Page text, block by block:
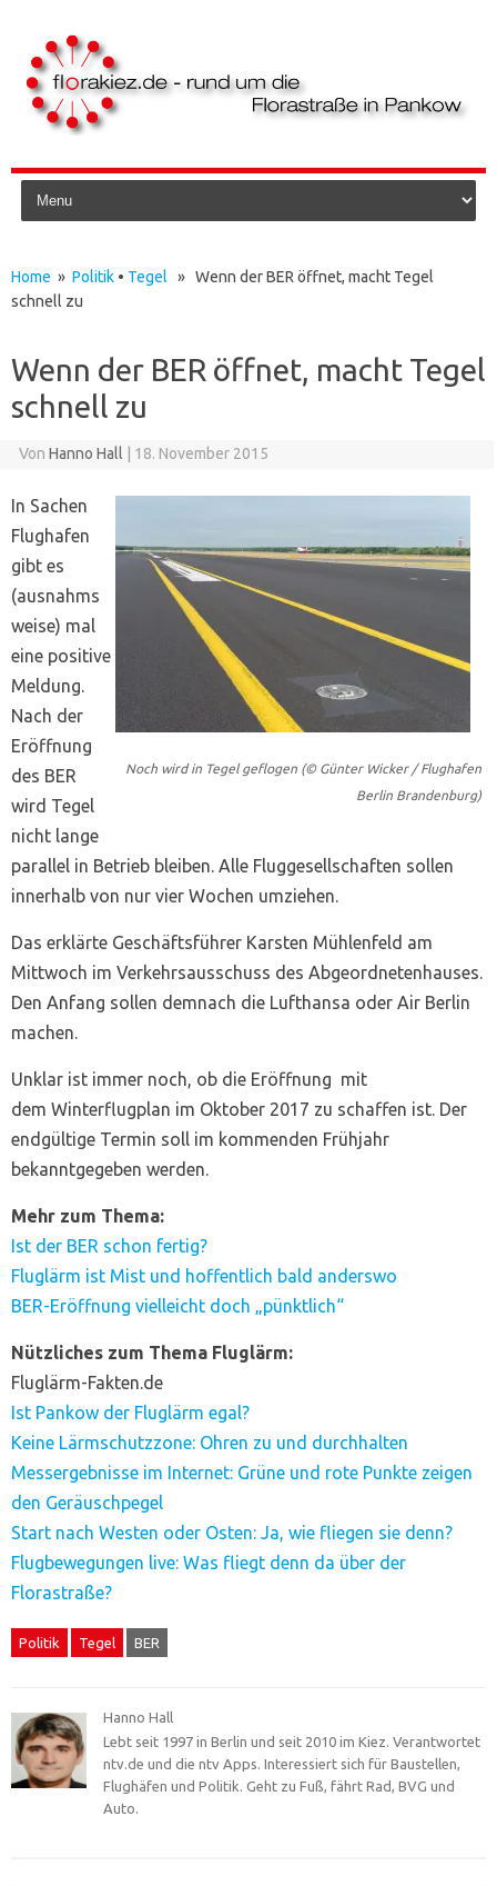
Skip to content
Home » Politik • Tegel » Wenn der BER öffnet, macht Tegel
schnell zu
Wenn der BER öffnet, macht Tegel
schnell zu
Von Hanno Hall 18. November 2015
Noch wird in Tegel geflogen (© Günter Wicker / Flughafen
Berlin Brandenburg)
In Sachen
Flughafen
gibt es
(ausnahms
weise) mal
eine positive
Meldung.
Nach der
Eröffnung
des BER
wird Tegel
nicht lange
parallel in Betrieb bleiben. Alle Fluggesellschaften sollen
innerhalb von nur vier Wochen umziehen.
Das erklärte Geschäftsführer Karsten Mühlenfeld am
Mittwoch im Verkehrsausschuss des Abgeordnetenhauses.
Den Anfang sollen demnach die Lufthansa oder Air Berlin
machen.
Unklar ist immer noch, ob die Eröffnung mit
dem Winterflugplan im Oktober 2017 zu schaffen ist. Der
endgültige Termin soll im kommenden Frühjahr
bekanntgegeben werden.
Mehr zum Thema:
Ist der BER schon fertig?
Fluglärm ist Mist und hoffentlich bald anderswo
BER-Eröffnung vielleicht doch „pünktlich“
Nützliches zum Thema Fluglärm:
Fluglärm-Fakten.de
Ist Pankow der Fluglärm egal?
Keine Lärmschutzzone: Ohren zu und durchhalten
Messergebnisse im Internet: Grüne und rote Punkte zeigen
den Geräuschpegel
Start nach Westen oder Osten: Ja, wie fliegen sie denn?
Flugbewegungen live: Was fliegt denn da über der
Florastraße?
Politik Tegel BER
Hanno Hall
Lebt seit 1997 in Berlin und seit 2010 im Kiez. Verantwortet
ntv.de und die ntv Apps. Interessiert sich für Baustellen,
Flughäfen und Politik. Geht zu Fuß, fährt Rad, BVG und
Auto.